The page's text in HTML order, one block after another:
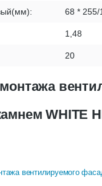
68 * 255/
1,48
20
WHITE
вентилируемого